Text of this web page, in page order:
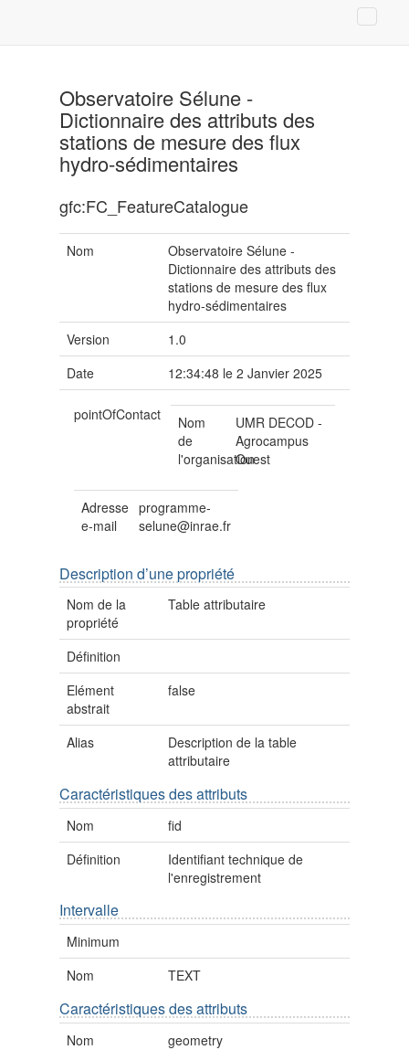
Observatoire Sélune -
Dictionnaire des attributs des
stations de mesure des flux
hydro-sédimentaires
gfc:FC_FeatureCatalogue
Nom
Observatoire Sélune -
Dictionnaire des attributs des
stations de mesure des flux
hydro-sédimentaires
Version
1.0
Date
12:34:48 le 2 Janvier 2025
pointOfContact
Nom
de
l'organisation
UMR DECOD -
Agrocampus
Ouest
Adresse
e-mail
programme-
selune@inrae.fr
Description d’une propriété
Nom de la
propriété
Table attributaire
Définition
Elément
abstrait
false
Alias
Description de la table
attributaire
Caractéristiques des attributs
Nom
fid
Définition
Identifiant technique de
l'enregistrement
Intervalle
Minimum
Nom
TEXT
Caractéristiques des attributs
Nom
geometry